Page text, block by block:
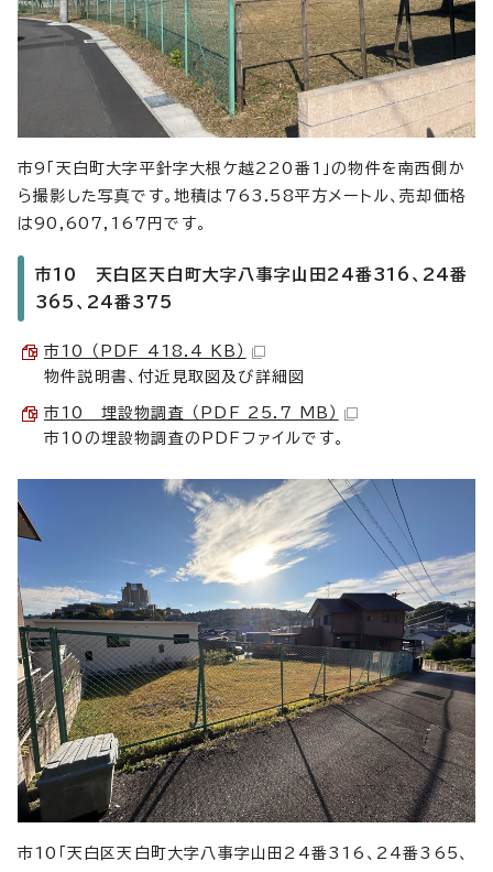
市9「天白町大字平針字大根ケ越220番1」の物件を南西側か
ら撮影した写真です。地積は763.58平方メートル、売却価格
は90,607,167円です。
市10 天白区天白町大字八事字山田24番316、24番
365、24番375
市10 （PDF 418.4 KB）
物件説明書、付近見取図及び詳細図
市10 埋設物調査 （PDF 25.7 MB）
市10の埋設物調査のPDFファイルです。
市10「天白区天白町大字八事字山田24番316、24番365、